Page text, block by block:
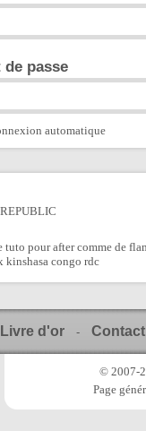
de passe
automatique
pour after comme de
kinshasa congo rdc
Livre d'or - Contact
© 2007-
Page